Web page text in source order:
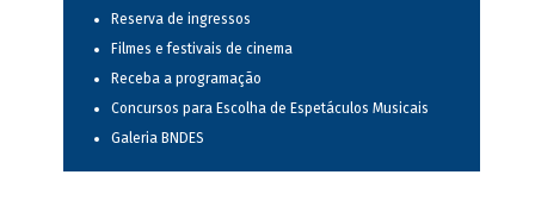
Reserva de ingressos
Filmes e festivais de cinema
Receba a programação
Concursos para Escolha de Espetáculos Musicais
Galeria BNDES